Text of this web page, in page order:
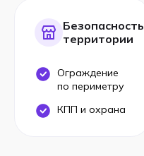
Безопасность
территории
Ограждение
по периметру
КПП и охрана